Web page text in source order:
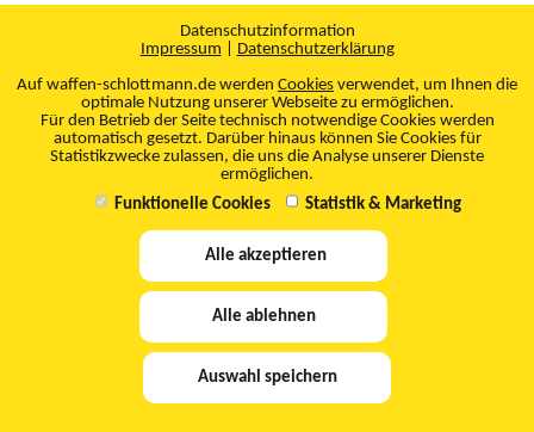
Datenschutzinformation
Impressum
Datenschutzerklärung
Auf waffen-schlottmann.de werden Cookies verwendet, um Ihnen die
optimale Nutzung unserer Webseite zu ermöglichen.
Für den Betrieb der Seite technisch notwendige Cookies werden
automatisch gesetzt. Darüber hinaus können Sie Cookies für
Statistikzwecke zulassen, die uns die Analyse unserer Dienste
ermöglichen.
Funktionelle Cookies
Statistik & Marketing
Alle akzeptieren
Alle ablehnen
Auswahl speichern